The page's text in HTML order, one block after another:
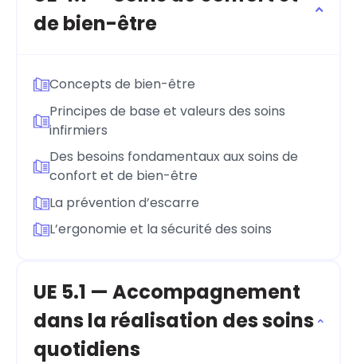
de bien-être
Concepts de bien-être
Principes de base et valeurs des soins
infirmiers
Des besoins fondamentaux aux soins de
confort et de bien-être
La prévention d’escarre
L’ergonomie et la sécurité des soins
UE 5.1 — Accompagnement
dans la réalisation des soins
quotidiens